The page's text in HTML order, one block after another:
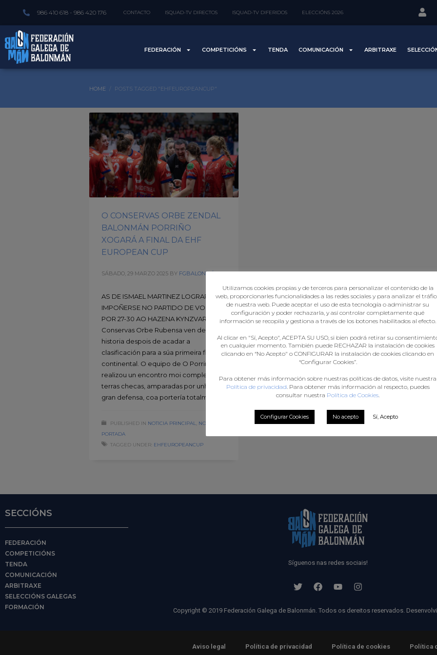
986 410 618 - 986 420 176 CONTACTO ISQUAD-TV DIRECTOS ISQUAD-TV DIFERIDOS ELECCIÓNS 2026
FEDERACIÓN COMPETICIÓNS TENDA COMUNICACIÓN ARBITRAXE
HOME POSTS TAGGED "EHFEUROPEANCUP"
O CONSERVAS ORBE ZENDAL
BALONMÁN PORRIÑO
XOGARÁ A FINAL DA EHF
EUROPEAN CUP
SÁBADO, 29 MARZO 2025 BY FGBALONMÁN
AS DE ISMAEL MARTINEZ LOGRARON
IMPOÑERSE NO PARTIDO DE VOLTA
POR 27-30 AO HAZENA KYNZVART O
Conservas Orbe Rubensa ven de facer
historia despois de acadar a
clasificación para a súa primeira final
continental. O equipo de O Porriño
realizou un encontro moi completo en
terras checas, amparadas por unha
gran defensa, coa portería totalmente
PUBLISHED IN NOTICIA PRINCIPAL NOTICIAS
PORTADA
TAGGED UNDER: EHFEUROPEANCUP
SECCIÓNS
FEDERACIÓN
COMPETICIÓNS
TENDA
COMUNICACIÓN
ARBITRAXE
SELECCIÓNS GALEGAS
FORMACIÓN
Síguenos nas redes sociais!
Copyright © 2019 Federación Galega de Balonmán. Todos os dereitos reservados.
Aviso legal Política de privacidad Política de cookies Política
Utilizamos cookies propias y de terceros para personalizar el contenido de la
web, proporcionarles funcionalidades a las redes sociales y para analizar el
de nuestra web. Puede aceptar el uso de esta tecnología o administrar su
configuración y poder rechazarla, y así controlar completamente qué
información se recopila y gestiona a través de los botones habilitados al efecto.
Al clicar en "Sí, Acepto", ACEPTA SU USO, si bien podrá retirar su
en cualquier momento. También puede RECHAZAR la instalación de cookies
clicando en “No Acepto" o CONFIGURAR la instalación de cookies clicando en
“Configurar Cookies”.
Para obtener más información sobre nuestras políticas de datos, visite nuestra
Política de privacidad . Para obtener más información al respecto, puedes
consultar nuestra Política de Cookies
Configurar Cookies No acepto Sí, Acepto